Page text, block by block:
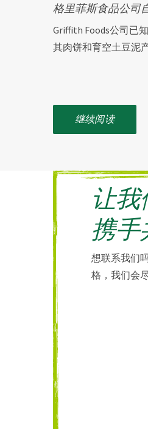
格里菲斯食品公司
Griffith Foods公司已
其肉饼和育空土豆
继续阅读
让
携手
想联系我们
格，我们会